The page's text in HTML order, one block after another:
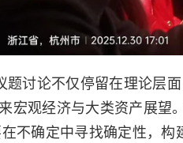
题讨论不仅停留在理论层
宏观经济与大类资产展望
在不确定中寻找确定性，